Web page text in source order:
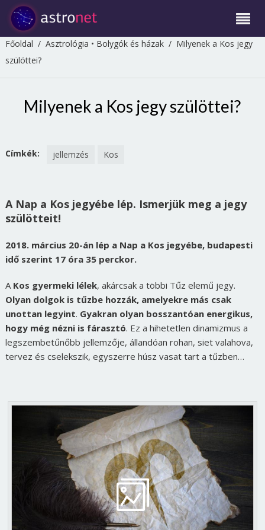
Főoldal / Asztrológia • Bolygók és házak/ Milyenek a Kos jegy
szülöttei?
Milyenek a Kos jegy szülöttei?
Címkék: jellemzés Kos
A Nap a Kos jegyébe lép. Ismerjük meg a jegy
szülötteit!
2018. március 20-án lép a Nap a Kos jegyébe, budapesti
idő szerint 17 óra 35 perckor.
A Kos gyermeki lélek, akárcsak a többi Tűz elemű jegy.
Olyan dolgok is tűzbe hozzák, amelyekre más csak
unottan legyint. Gyakran olyan bosszantóan energikus,
hogy még nézni is fárasztó. Ez a hihetetlen dinamizmus a
legszembetűnőbb jellemzője, állandóan rohan, siet valahova,
tervez és cselekszik, egyszerre húsz vasat tart a tűzben…